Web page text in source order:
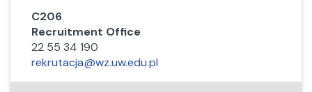
C206
Recruitment Office
22 55 34 190
rekrutacja@wz.uw.edu.pl